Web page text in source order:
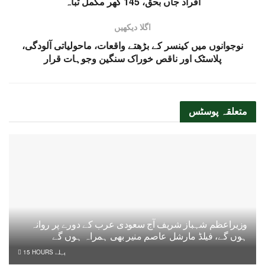
اگلا دیکھیں
نوجوانوں میں کینسر کے بڑھتے واقعات، ماحولیاتی آلودگی،
پلاسٹک اور ناقص خوراک سنگین وجوہات قرار
متعلقہ پوسٹس
وزیراعظم شہباز شریف آج سعودی عرب کے دورے پر روانہ
ہوں گے، فیلڈ مارشل عاصم منیر بھی ہمراہ ہوں گے
15 HOURS پہلے